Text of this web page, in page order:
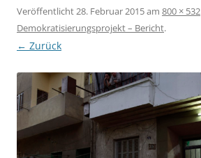
Veröffentlicht28. Februar 2015am 800 × 532
Demokratisierungsprojekt – Bericht.
← Zurück